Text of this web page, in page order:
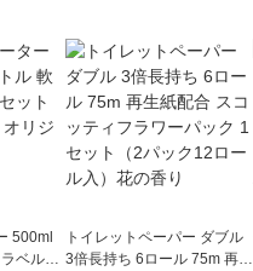
500ml
ベルレ
トイレットペーパー ダブル
3倍長持ち 6ロール 75m 再生